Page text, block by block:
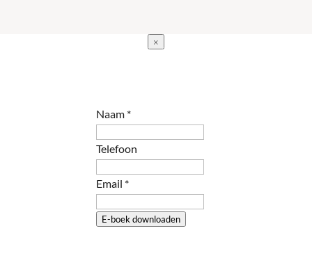
×
Naam *
Telefoon
Email *
E-boek downloaden